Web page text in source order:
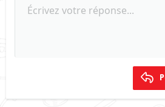
Taille de police
9
22
Couleur du texte
Famille de polices
Arial
Times New Roman
Liste Alignement
Smileys
CiterMédiaInsérer un tableau
InsertSpoiler
RefaireBasculer en mode BB code
Retirer le formatage
Brouillons
Écrivez votre réponse...